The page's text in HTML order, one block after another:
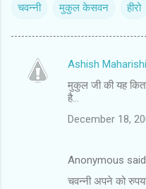
चवन्नी मुकुल केसवन हीरो
C
Ashish Maharishi
मुकुल जी की यह
है...
December 18,
Anonymous said…
चवन्नी अपने को